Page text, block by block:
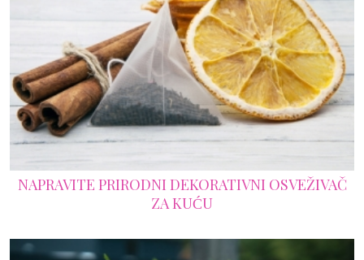
NAPRAVITE PRIRODNI DEKORATIVNI OSVEŽIVAČ
ZA KUĆU